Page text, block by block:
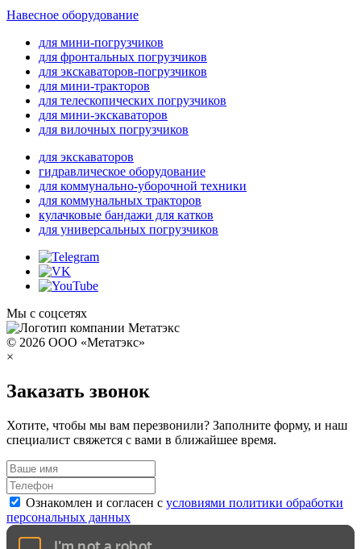
Навесное оборудование
для мини-погрузчиков
для фронтальных погрузчиков
для экскаваторов-погрузчиков
для мини-тракторов
для телескопических погрузчиков
для мини-экскаваторов
для вилочных погрузчиков
для экскаваторов
гидравлическое оборудование
для коммунально-уборочной техники
для коммунальных тракторов
кулачковые бандажи для катков
для универсальных погрузчиков
Мы с соцсетях
© 2026 ООО «Метатэкс»
×
Заказать звонок
Хотите, чтобы мы вам перезвонили? Заполните форму, и наш
специалист свяжется с вами в ближайшее время.
Ознакомлен и согласен с условиями политики обработки
персональных данных